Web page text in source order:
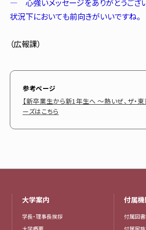
― 心強いメッセージをありがとうござ
状況下においても前向きがいいですね。
（広報課）
参考ページ
【新卒業生から新1年生へ ～熱いぜ、ザ・
ーズはこちら
大学案内
学長・理事長挨拶
付属機
付属図